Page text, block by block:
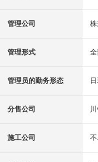
管理公司 株
管理形式
管理员的勤务形态
分售公司
施工公司